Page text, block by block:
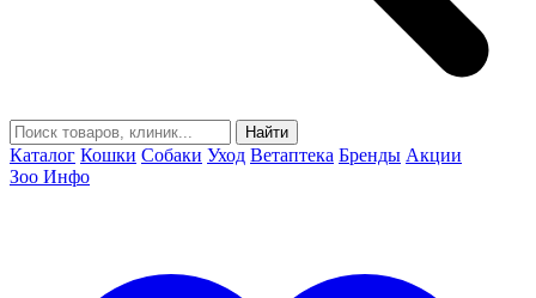
Найти
Каталог Кошки Собаки Уход Ветаптека Бренды Акции
Зоо Инфо